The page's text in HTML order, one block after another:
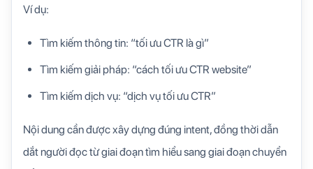
Ví dụ:
Tìm kiếm thông tin: “tối ưu CTR là gì”
Tìm kiếm giải pháp: “cách tối ưu CTR website”
Tìm kiếm dịch vụ: “dịch vụ tối ưu CTR”
Nội dung cần được xây dựng đúng intent, đồng thời dẫn
dắt người đọc từ giai đoạn tìm hiểu sang giai đoạn chuyển